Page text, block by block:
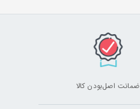
ضمانت اصل‌بودن کالا